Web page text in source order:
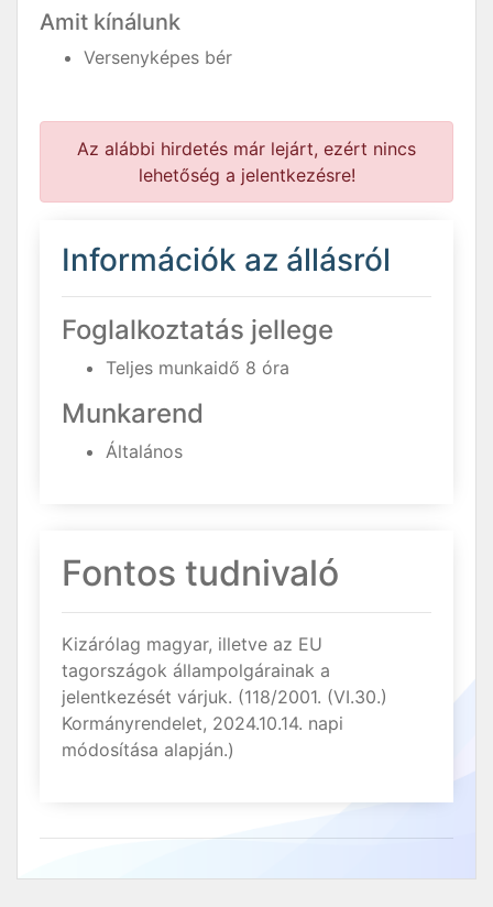
Amit kínálunk
Versenyképes bér
Az alábbi hirdetés már lejárt, ezért nincs
lehetőség a jelentkezésre!
Információk az állásról
Foglalkoztatás jellege
Teljes munkaidő 8 óra
Munkarend
Általános
Fontos tudnivaló
Kizárólag magyar, illetve az EU
tagországok állampolgárainak a
jelentkezését várjuk. (118/2001. (VI.30.)
Kormányrendelet, 2024.10.14. napi
módosítása alapján.)